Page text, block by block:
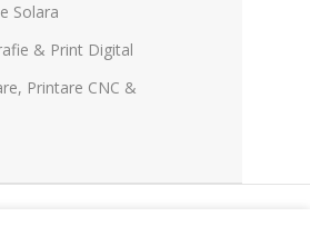
Solara
& Print Digital
Printare CNC &